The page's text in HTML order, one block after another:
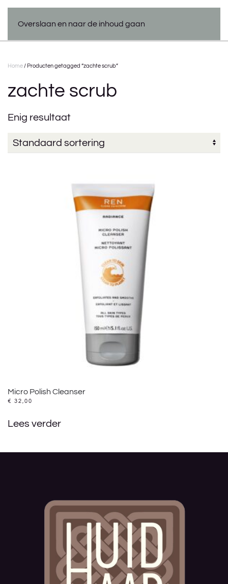
Overslaan en naar de inhoud gaan
Home / Producten getagged “zachte scrub”
zachte scrub
Enig resultaat
Micro Polish Cleanser
€ 32,00
Lees verder